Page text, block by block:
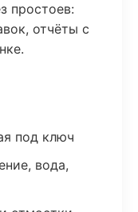
простоев:
отчёты с
под ключ
вода,